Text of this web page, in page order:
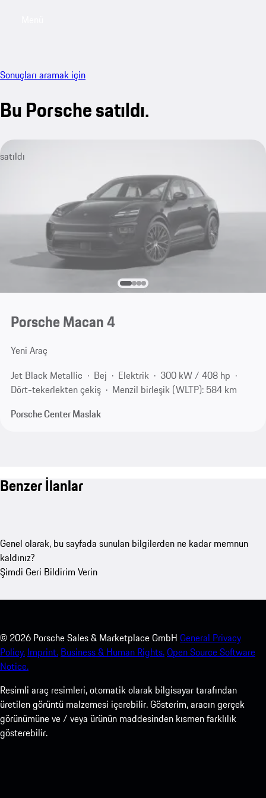
Sonuçları aramak için
Bu Porsche satıldı.
satıldı
Porsche Macan 4
Yeni Araç
Jet Black Metallic
Bej Elektrik
300 kW / 408 hp
Dört-tekerlekten çekiş
Menzil birleşik (WLTP): 584 km
Porsche Center Maslak
Benzer İlanlar
Genel olarak, bu sayfada sunulan bilgilerden ne kadar memnun
kaldınız?
Şimdi Geri Bildirim Verin
© 2026 Porsche Sales & Marketplace GmbH General Privacy
Policy. Imprint. Business & Human Rights.Open Source Software
Notice.
Resimli araç resimleri, otomatik olarak bilgisayar tarafından
üretilen görüntü malzemesi içerebilir. Gösterim, aracın gerçek
görünümüne ve / veya ürünün maddesinden kısmen farklılık
gösterebilir.